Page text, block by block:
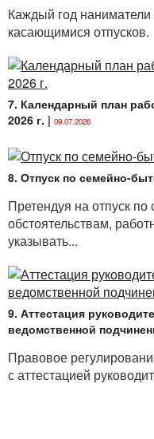
Каждый год
касающимися отпусков.
7. Календарный план
2026 г. | 09.07.2026
8. Отпуск по семейно-
Претендуя на отпуск
обстоятельствам,
указывать...
9. Аттестация
ведомственной
Правовое
с аттестацией